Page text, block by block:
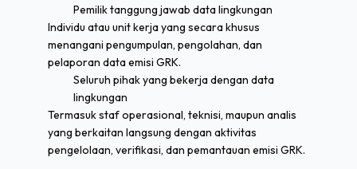
Pemilik tanggung jawab data lingkungan
Individu atau unit kerja yang secara khusus
menangani pengumpulan, pengolahan, dan
pelaporan data emisi GRK.
Seluruh pihak yang bekerja dengan data
lingkungan
Termasuk staf operasional, teknisi, maupun analis
yang berkaitan langsung dengan aktivitas
pengelolaan, verifikasi, dan pemantauan emisi GRK.